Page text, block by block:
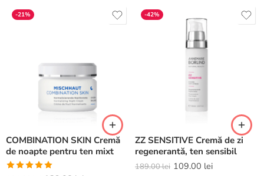
-21%
COMBINATION SKIN Cremă
de noapte pentru ten mixt
-42%
ZZ SENSITIVE Cremă de zi
regenerantă, ten sensibil
189.00lei 109.00 lei